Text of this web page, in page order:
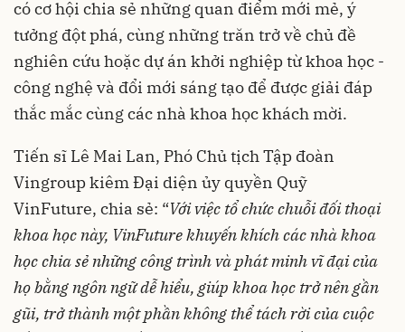
có cơ hội chia sẻ những quan điểm mới mẻ, ý
tưởng đột phá, cùng những trăn trở về chủ đề
nghiên cứu hoặc dự án khởi nghiệp từ khoa học -
công nghệ và đổi mới sáng tạo để được giải đáp
thắc mắc cùng các nhà khoa học khách mời.
Tiến sĩ Lê Mai Lan, Phó Chủ tịch Tập đoàn
Vingroup kiêm Đại diện ủy quyền Quỹ
VinFuture, chia sẻ: “Với việc tổ chức chuỗi đối thoại
khoa học này, VinFuture khuyến khích các nhà khoa
học chia sẻ những công trình và phát minh vĩ đại của
họ bằng ngôn ngữ dễ hiểu, giúp khoa học trở nên gần
gũi, trở thành một phần không thể tách rời của cuộc